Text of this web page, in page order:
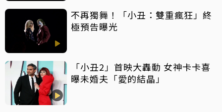
不再獨舞！「小丑：雙重瘋狂」終
極預告曝光
「小丑2」首映大轟動 女神卡卡喜
曝未婚夫「愛的結晶」